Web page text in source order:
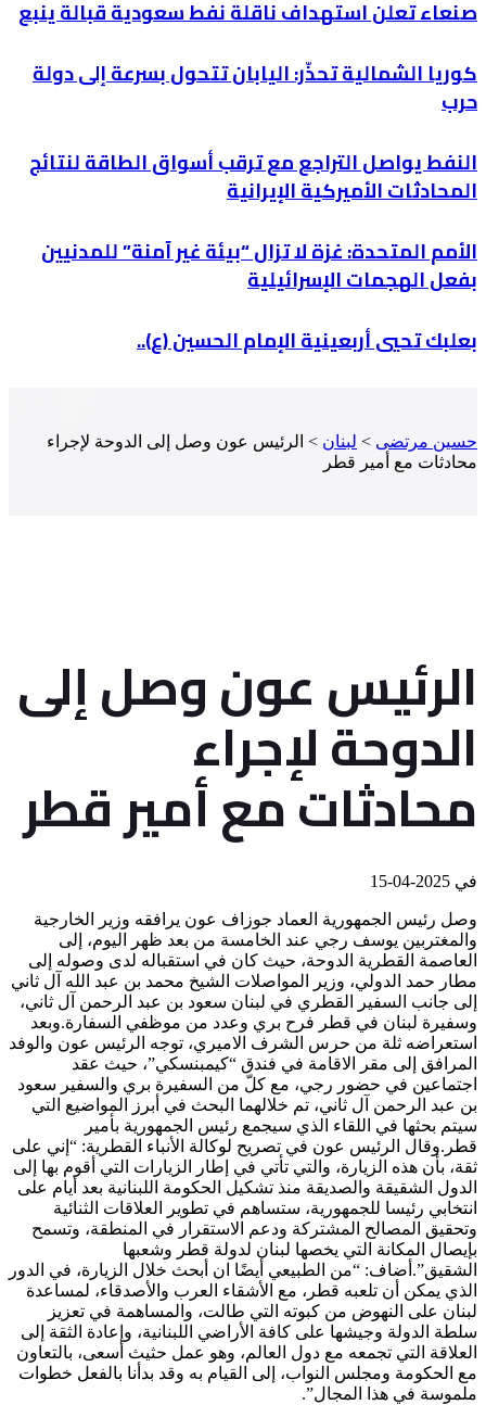
صنعاء تعلن استهداف ناقلة نفط سعودية قبالة ينبع
كوريا الشمالية تحذّر: اليابان تتحول بسرعة إلى دولة
حرب
النفط يواصل التراجع مع ترقب أسواق الطاقة لنتائج
المحادثات الأميركية الإيرانية
الأمم المتحدة: غزة لا تزال “بيئة غير آمنة” للمدنيين
بفعل الهجمات الإسرائيلية
بعلبك تحيي أربعينية الإمام الحسين (ع)..
حسين مرتضى > لبنان > الرئيس عون وصل إلى الدوحة لإجراء
محادثات مع أمير قطر
الرئيس عون وصل إلى
الدوحة لإجراء
محادثات مع أمير قطر
في
وصل رئيس الجمهورية العماد جوزاف عون يرافقه وزير الخارجية
والمغتربين يوسف رجي عند الخامسة من بعد ظهر اليوم، إلى
العاصمة القطرية الدوحة، حيث كان في استقباله لدى وصوله إلى
مطار حمد الدولي، وزير المواصلات الشيخ محمد بن عبد الله آل ثاني
إلى جانب السفير القطري في لبنان سعود بن عبد الرحمن آل ثاني،
وسفيرة لبنان في قطر فرح بري وعدد من موظفي السفارة.وبعد
استعراضه ثلة من حرس الشرف الاميري، توجه الرئيس عون والوفد
المرافق إلى مقر الاقامة في فندق “كيمبنسكي”، حيث عقد
اجتماعين في حضور رجي، مع كلّ من السفيرة بري والسفير سعود
بن عبد الرحمن آل ثاني، تم خلالهما البحث في أبرز المواضيع التي
سيتم بحثها في اللقاء الذي سيجمع رئيس الجمهورية بأمير
قطر.وقال الرئيس عون في تصريح لوكالة الأنباء القطرية: “إني على
ثقة، بأن هذه الزيارة، والتي تأتي في إطار الزيارات التي أقوم بها إلى
الدول الشقيقة والصديقة منذ تشكيل الحكومة اللبنانية بعد أيام على
انتخابي رئيسا للجمهورية، ستساهم في تطوير العلاقات الثنائية
وتحقيق المصالح المشتركة ودعم الاستقرار في المنطقة، وتسمح
بإيصال المكانة التي يخصها لبنان لدولة قطر وشعبها
الشقيق”.أضاف: “من الطبيعي أيضًا ان أبحث خلال الزيارة، في الدور
الذي يمكن أن تلعبه قطر، مع الأشقاء العرب والأصدقاء، لمساعدة
لبنان على النهوض من كبوته التي طالت، والمساهمة في تعزيز
سلطة الدولة وجيشها على كافة الأراضي اللبنانية، وإعادة الثقة إلى
العلاقة التي تجمعه مع دول العالم، وهو عمل حثيث أسعى، بالتعاون
مع الحكومة ومجلس النواب، إلى القيام به وقد بدأنا بالفعل خطوات
ملموسة في هذا المجال”.